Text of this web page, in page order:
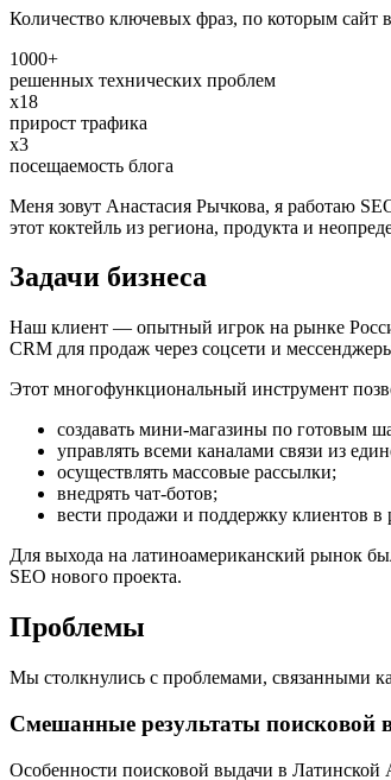
Количество ключевых фраз, по которым сайт
1000+
решенных технических проблем
х18
прирост трафика
х3
посещаемость блога
Меня зовут Анастасия Рычкова, я работаю
этот коктейль из региона, продукта и
Задачи бизнеса
Наш клиент ― опытный игрок на рынке
CRM для продаж через соцсети и
Этот многофункциональный инструмент
создавать мини-магазины по готовым
управлять всеми каналами связи из
осуществлять массовые рассылки;
внедрять чат-ботов;
вести продажи и поддержку клиентов в
Для выхода на латиноамериканский рынок
SEO нового проекта.
Проблемы
Мы столкнулись с проблемами, связанными
Смешанные результаты поисковой
Особенности поисковой выдачи в Латинской